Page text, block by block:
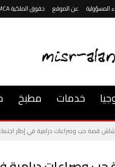
المسؤولية عن الموقع حقوق الملكية DMCA
خدمات مطبخ
قصة حب وصراعات درامية في إطار